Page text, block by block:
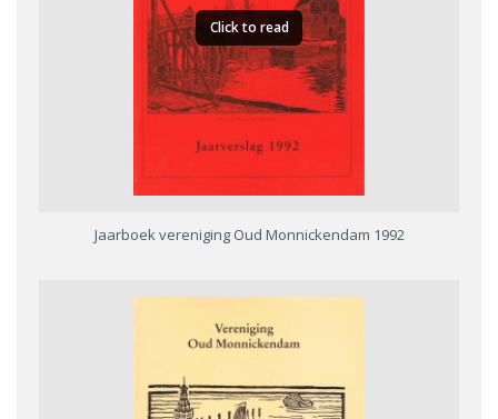
Click to read
Jaarboek vereniging Oud Monnickendam 1992